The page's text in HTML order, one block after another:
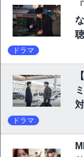
ドラマ
ドラマ